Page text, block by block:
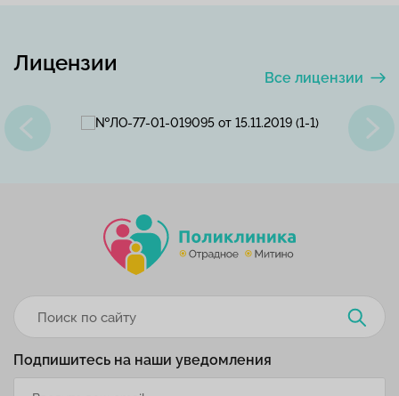
Лицензии
Все лицензии
Подпишитесь на наши уведомления